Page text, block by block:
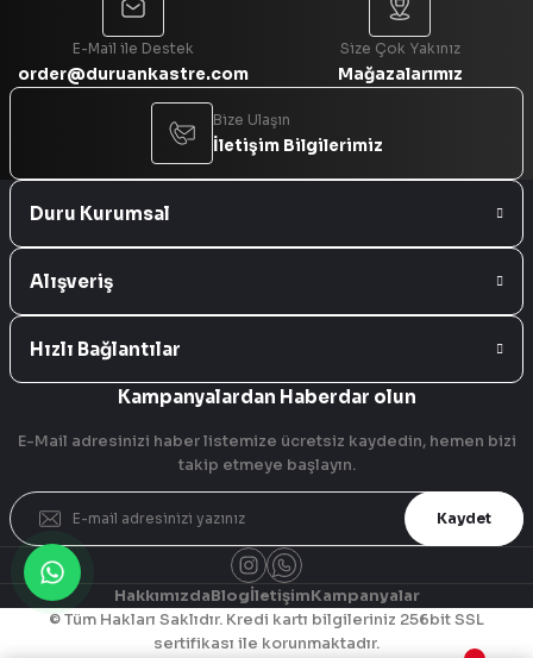
E-Mail ile Destek
order@duruankastre.com
Size Çok Yakınız
Mağazalarımız
Bize Ulaşın
İletişim Bilgilerimiz
Duru Kurumsal
Alışveriş
Hızlı Bağlantılar
Kampanyalardan Haberdar olun
E-Mail adresinizi haber listemize ücretsiz kaydedin, hemen bizi
takip etmeye başlayın.
Kaydet
HakkımızdaBlogİletişimKampanyalar
© Tüm Hakları Saklıdır. Kredi kartı bilgileriniz 256bit SSL
sertifikası ile korunmaktadır.